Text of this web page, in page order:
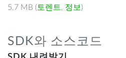
5.7 MB ( 토렌트, 정보 )
SDK와 소스코드